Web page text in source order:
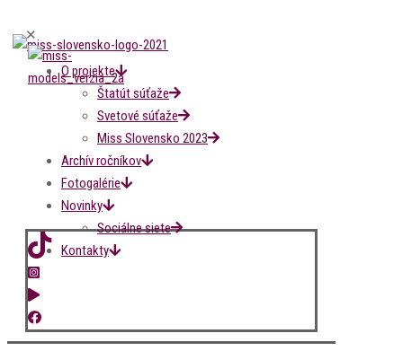
✕
O projekte
Štatút súťaže
Svetové súťaže
Miss Slovensko 2023
Archív ročníkov
Fotogalérie
Novinky
Sociálne siete
Kontakty